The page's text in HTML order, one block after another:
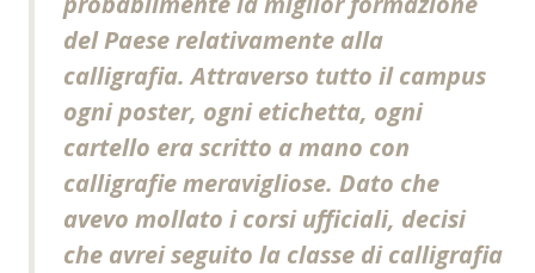
del Paese relativamente alla
calligrafia. Attraverso tutto il campus
ogni poster, ogni etichetta, ogni
cartello era scritto a mano con
calligrafie meravigliose. Dato che
avevo mollato i corsi ufficiali, decisi
che avrei seguito la classe di calligrafia